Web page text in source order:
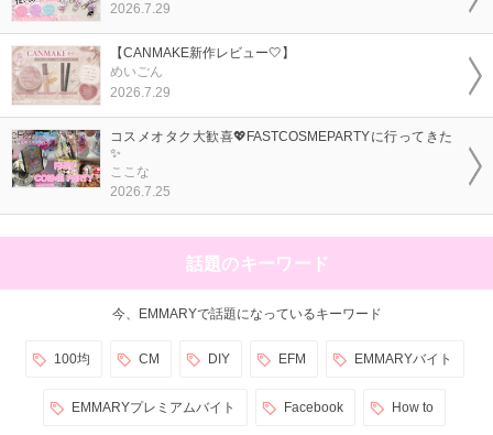
2026.7.29
【CANMAKE新作レビュー🤍】
めいごん
2026.7.29
コスメオタク大歓喜💖FASTCOSMEPARTYに行ってきた
✨
ここな
2026.7.25
話題のキーワード
今、EMMARYで話題になっているキーワード
100均 CM DIY EFM EMMARYバイト
EMMARYプレミアムバイト Facebook How to